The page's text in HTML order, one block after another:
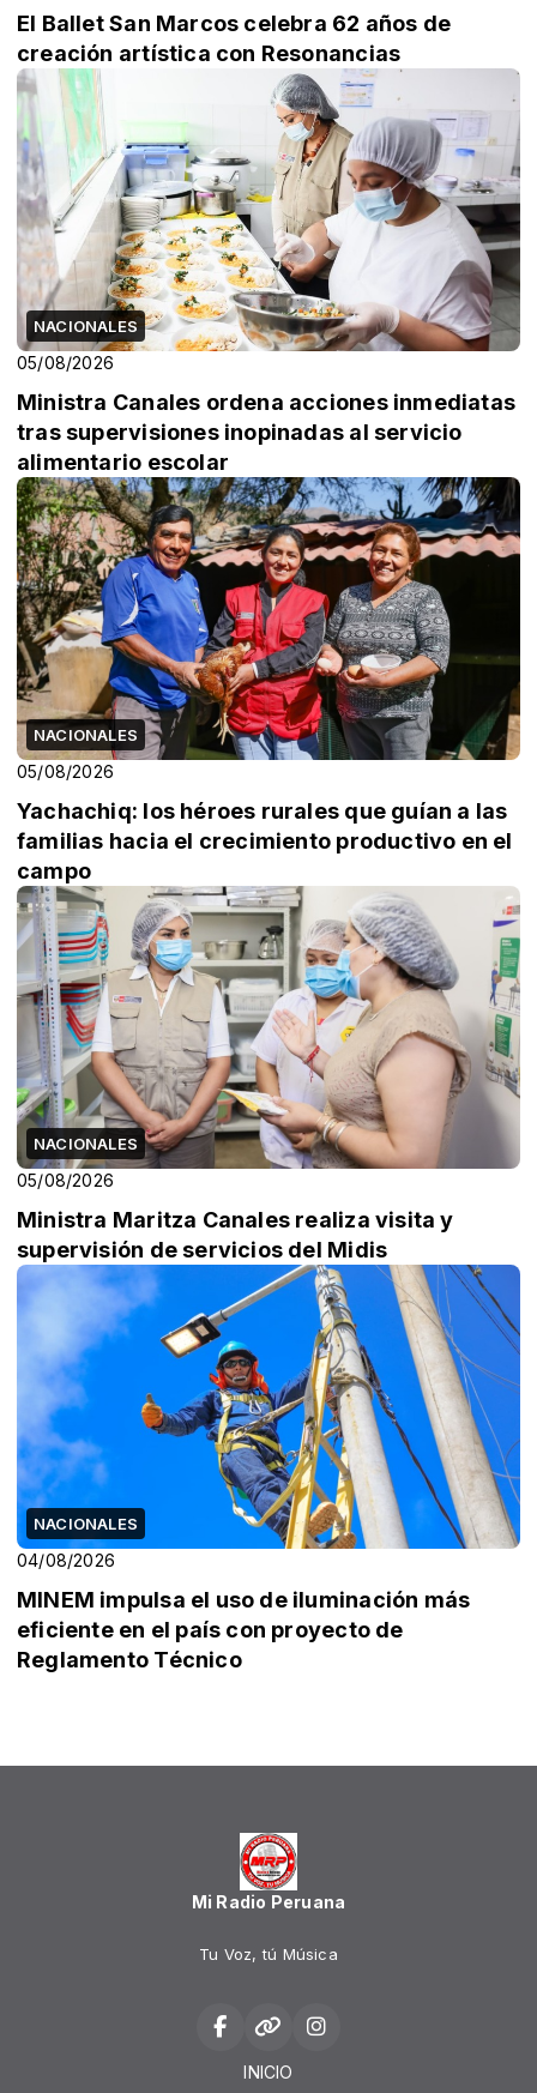
El Ballet San Marcos celebra 62 años de
creación artística con Resonancias
NACIONALES
05/08/2026
Ministra Canales ordena acciones inmediatas
tras supervisiones inopinadas al servicio
alimentario escolar
NACIONALES
05/08/2026
Yachachiq: los héroes rurales que guían a las
familias hacia el crecimiento productivo en el
campo
NACIONALES
05/08/2026
Ministra Maritza Canales realiza visita y
supervisión de servicios del Midis
NACIONALES
04/08/2026
MINEM impulsa el uso de iluminación más
eficiente en el país con proyecto de
Reglamento Técnico
Mi Radio Peruana
Tu Voz, tú Música
INICIO